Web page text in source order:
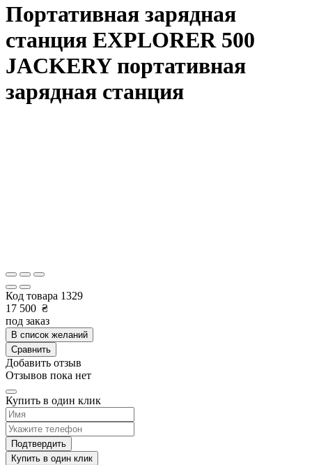
Портативная зарядная
станция EXPLORER 500
JACKERY портативная
зарядная станция
Код товара 1329
17 500 ₴
под заказ
В список желаний
Сравнить
Добавить отзыв
Отзывов пока нет
Купить в один клик
Подтвердить
Купить в один клик